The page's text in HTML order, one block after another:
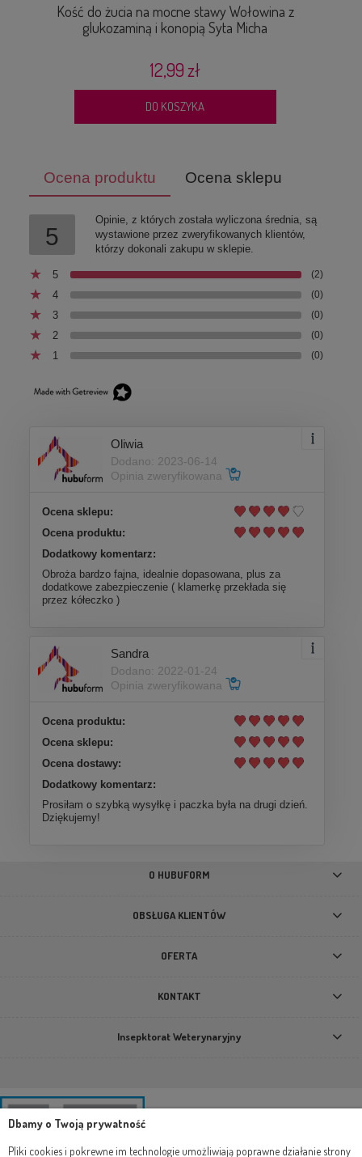
Kość do żucia na mocne stawy Wołowina z
glukozaminą i konopią Syta Micha
12,99 zł
DO KOSZYKA
Mubo Pet Ear Wipes 80 szt. – płatki do czyszczenia
DO KOSZYKA
Ocena produktu Ocena sklepu
5
Opinie, z których została wyliczona średnia, są
wystawione przez zweryfikowanych klientów,
którzy dokonali zakupu w sklepie.
5 (2)
4 (0)
3 (0)
2 (0)
1 (0)
Oliwia
Dodano: 2023-06-14
Opinia zweryfikowana
Ocena sklepu:
Ocena produktu:
Dodatkowy komentarz:
Obroża bardzo fajna, idealnie dopasowana, plus za
dodatkowe zabezpieczenie ( klamerkę przekłada się
przez kółeczko )
Sandra
Dodano: 2022-01-24
Opinia zweryfikowana
Ocena produktu:
Ocena sklepu:
Ocena dostawy:
Dodatkowy komentarz:
Prosiłam o szybką wysyłkę i paczka była na drugi dzień.
Dziękujemy!
O HUBUFORM
OBSŁUGA KLIENTÓW
OFERTA
KONTAKT
Insepktorat Weterynaryjny
Dbamy o Twoją prywatność
Pliki cookies i pokrewne im technologie umożliwiają poprawne działanie strony